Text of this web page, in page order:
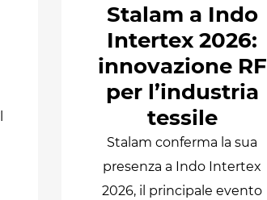
Stalam a Indo
Intertex 2026:
innovazione RF
per l’industria
tessile
Stalam conferma la sua
presenza a Indo Intertex
2026, il principale evento